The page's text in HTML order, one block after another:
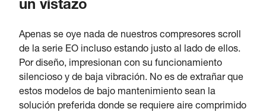
un vistazo
Apenas se oye nada de nuestros compresores scroll
de la serie EO incluso estando justo al lado de ellos.
Por diseño, impresionan con su funcionamiento
silencioso y de baja vibración. No es de extrañar que
estos modelos de bajo mantenimiento sean la
solución preferida donde se requiere aire comprimido